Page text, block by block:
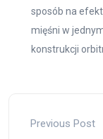
sposób na
mięśni w
konstrukcji
Previous Post